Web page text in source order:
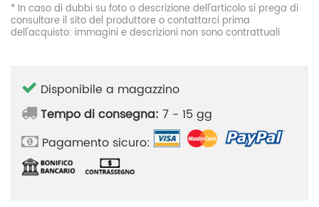
* In caso di dubbi su foto o descrizione dell'articolo si prega di
consultare il sito del produttore o contattarci prima
dell'acquisto: immagini e descrizioni non sono contrattuali
Disponibile a magazzino
Tempo di consegna: 7 - 15 gg
Pagamento sicuro: